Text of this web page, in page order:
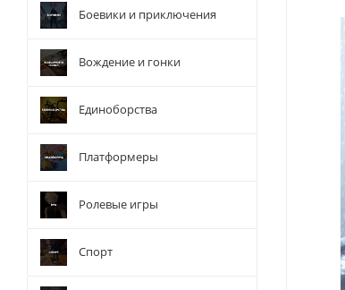
Боевики и приключения
Вождение и гонки
Единоборства
Платформеры
Ролевые игры
Спорт